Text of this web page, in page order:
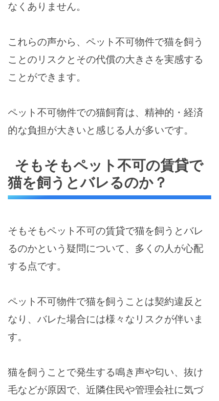
なくありません。
これらの声から、ペット不可物件で猫を飼う
ことのリスクとその代償の大きさを実感する
ことができます。
ペット不可物件での猫飼育は、精神的・経済
的な負担が大きいと感じる人が多いです。
そもそもペット不可の賃貸で
猫を飼うとバレるのか？
そもそもペット不可の賃貸で猫を飼うとバレ
るのかという疑問について、多くの人が心配
する点です。
ペット不可物件で猫を飼うことは契約違反と
なり、バレた場合には様々なリスクが伴いま
す。
猫を飼うことで発生する鳴き声や匂い、抜け
毛などが原因で、近隣住民や管理会社に気づ